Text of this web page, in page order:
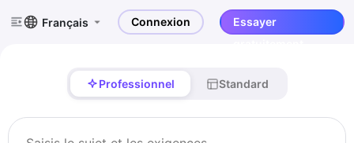
Français Connexion
Essayer
Professionnel Standard